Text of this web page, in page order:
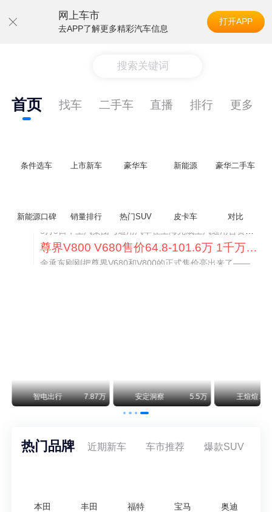
网上车市
去APP了解更多精彩汽车信息
打开APP
搜索关键词
首页 找车 二手车 直播 排行 更多
条件选车 上市新车 豪华车 新能源 豪华二手车
新能源口碑 销量排行 热门SUV 皮卡车 对比
尊界V800 V680售价64.8-101.6万 1千万内最好的MPV
余承东刚刚把尊界V680和V800的正式售价亮出来了——64.8万起和76.6万起。对比预售时65-90万和80-120万的区间，起售价都往下调了一截，这个信号很明确：尊界想在百万级MPV市场尽快站稳脚跟。
通用CEO缺席签约 3年未踏足中国 释放反常信号
智电出行 7.87万 安定洞察 5.5万 王煊煊的爱车日记
热门品牌 近期新车 车市推荐 爆款SUV
本田 丰田 福特 宝马 奥迪